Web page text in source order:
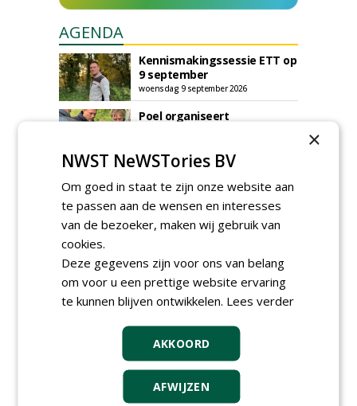
AGENDA
Kennismakingssessie ETT op
9 september
woensdag 9 september 2026
Poel organiseert
vrijdag 9 oktober 2026
Event: De stad van de
toekomst begint in de
openbare ruimte
donderdag 5 november 2026
×
NWST NeWSTories BV
Om goed in staat te zijn onze website aan
te passen aan de wensen en interesses
van de bezoeker, maken wij gebruik van
cookies.
Deze gegevens zijn voor ons van belang
om voor u een prettige website ervaring
te kunnen blijven ontwikkelen. Lees verder
AKKOORD
AFWIJZEN